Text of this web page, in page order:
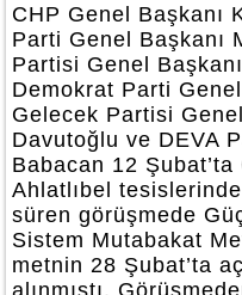
CHP Genel Başkanı
Parti Genel Başkanı
Partisi Genel
Demokrat Parti
Gelecek Partisi
Davutoğlu ve DEVA
Babacan 12
Ahlatlıbel
süren görüşmede
Sistem Mutabakat
metnin 28 Şubat’ta
alınmıştı.